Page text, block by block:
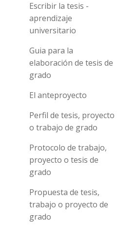
Escribir la tesis -
aprendizaje
universitario
Guia para la
elaboración de tesis de
grado
El anteproyecto
Perfil de tesis, proyecto
o trabajo de grado
Protocolo de trabajo,
proyecto o tesis de
grado
Propuesta de tesis,
trabajo o proyecto de
grado